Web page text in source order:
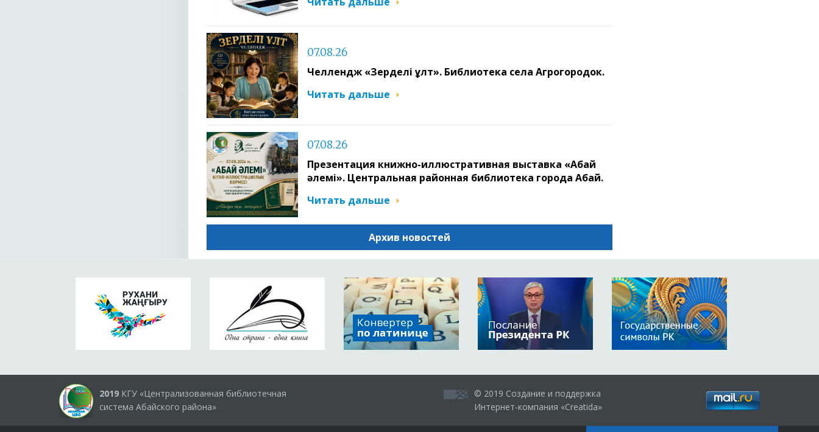
07.08.26
Челлендж «Зерделі ұлт». Библиотека села Агрогородок.
Читать дальше
07.08.26
Презентация книжно-иллюстративная выставка «Абай
әлемі». Центральная районная библиотека города Абай.
Читать дальше
Архив новостей
2019 КГУ «Централизованная библиотечная
система Абайского района»
© 2019 Создание и поддержка
Интернет-компания «Creatida»